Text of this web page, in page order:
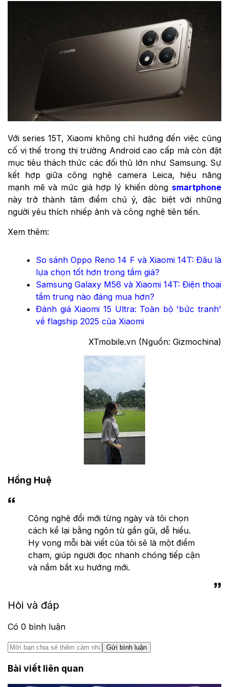
Với series 15T, Xiaomi không chỉ hướng đến việc củng
cố vị thế trong thị trường Android cao cấp mà còn đặt
mục tiêu thách thức các đối thủ lớn như Samsung. Sự
kết hợp giữa công nghệ camera Leica, hiệu năng
mạnh mẽ và mức giá hợp lý khiến dòng smartphone
này trở thành tâm điểm chú ý, đặc biệt với những
người yêu thích nhiếp ảnh và công nghệ tiên tiến.
Xem thêm:
So sánh Oppo Reno 14 F và Xiaomi 14T: Đâu là
lựa chọn tốt hơn trong tầm giá?
Samsung Galaxy M56 và Xiaomi 14T: Điện thoại
tầm trung nào đáng mua hơn?
Đánh giá Xiaomi 15 Ultra: Toàn bộ 'bức tranh'
về flagship 2025 của Xiaomi
XTmobile.vn (Nguồn: Gizmochina)
Hồng Huệ
Công nghệ đổi mới từng ngày và tôi chọn
cách kể lại bằng ngôn từ gần gũi, dễ hiểu.
Hy vọng mỗi bài viết của tôi sẽ là một điểm
chạm, giúp người đọc nhanh chóng tiếp cận
và nắm bắt xu hướng mới.
Hỏi và đáp
Có 0 bình luận
Gửi bình luận
Bài viết liên quan